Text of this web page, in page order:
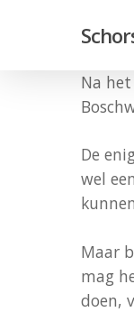
Na
De
wel
Maar
mag
doen,